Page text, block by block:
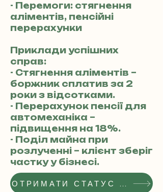
- Перемоги: стягнення
аліментів, пенсійні
перерахунки
Приклади успішних
справ:
- Стягнення аліментів –
боржник сплатив за 2
роки з відсотками.
- Перерахунок пенсії для
автомеханіка –
підвищення на 18%.
- Поділ майна при
розлученні – клієнт зберіг
частку у бізнесі.
ОТРИМАТИ СТАТУС РЕКОМЕНДОВАНОГО АДВОКАТА